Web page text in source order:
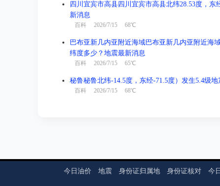
四川宜宾市高县四川宜宾市高县北纬28.53度，
新消息
百科 2026/7/15 68℃
巴布亚新几内亚附近海域巴布亚新几内亚附近海
纬度多少？地震最新消息
百科 2026/7/15 65℃
秘鲁秘鲁北纬-14.5度，东经-71.5度）发生5.4级
百科 2026/7/15 68℃
今日油价 地震 身份证归属地 身份证核对 今